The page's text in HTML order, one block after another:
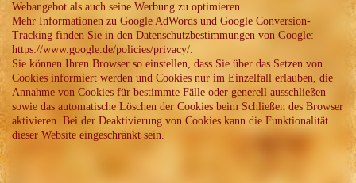
Webangebot als auch seine Werbung zu optimieren.
Mehr Informationen zu Google AdWords und Google Conversion-
Tracking finden Sie in den Datenschutzbestimmungen von Google:
https://www.google.de/policies/privacy/.
Sie können Ihren Browser so einstellen, dass Sie über das Setzen von
Cookies informiert werden und Cookies nur im Einzelfall erlauben, die
Annahme von Cookies für bestimmte Fälle oder generell ausschließen
sowie das automatische Löschen der Cookies beim Schließen des Browser
aktivieren. Bei der Deaktivierung von Cookies kann die Funktionalität
dieser Website eingeschränkt sein.